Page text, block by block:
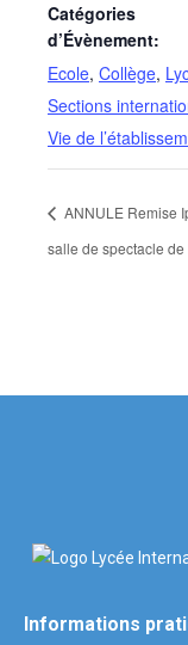
Catégories
d’Évènement:
Ecole, Collège,
Sections
Vie de
ANNULE Remise
salle de spectacle de
Informations